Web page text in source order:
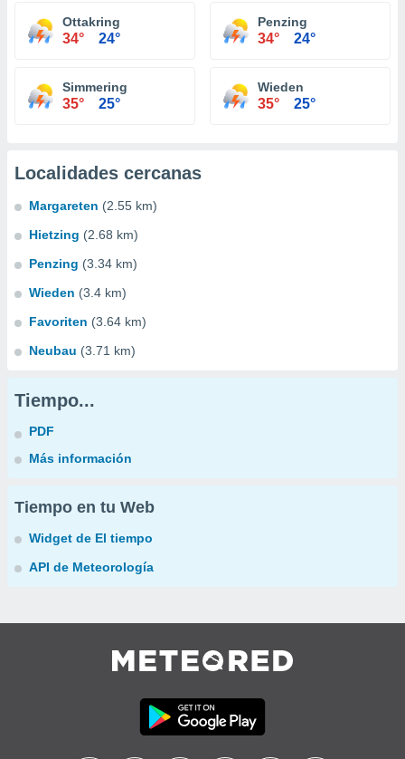
Ottakring
34° 24°
Penzing
34° 24°
Simmering
35° 25°
Wieden
35° 25°
Localidades cercanas
Margareten (2.55 km)
Hietzing (2.68 km)
Penzing (3.34 km)
Wieden (3.4 km)
Favoriten (3.64 km)
Neubau (3.71 km)
Tiempo...
PDF
Más información
Tiempo en tu Web
Widget de El tiempo
API de Meteorología